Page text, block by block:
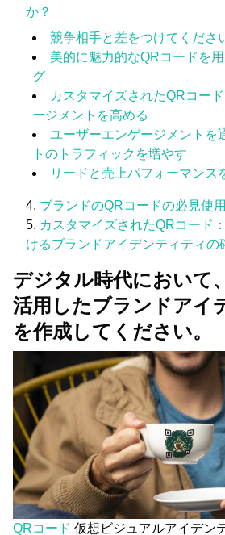
か？
競争相手と差をつけてくださ
美的に魅力的なQRコードを
グ
カスタマイズされたQRコー
ージメントを高める
ユーザーエンゲージメントを
トのトラフィックを増やす
リードと売上パフォーマンス
ブランドのQRコードの必見使
カスタマイズされたQRコード
けるブランドアイデンティティの
デジタル時代において
活用したブランドアイ
を作成してください。
QRコード 仮想ビジュアルアイデン